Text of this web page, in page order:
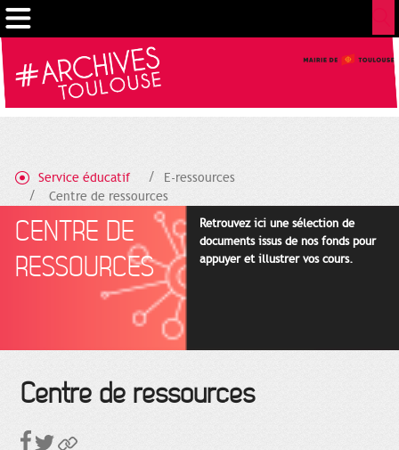
Service éducatif
E-ressources
Centre de ressources
CENTRE DE
RESSOURCES
Retrouvez ici une sélection de
documents issus de nos fonds pour
appuyer et illustrer vos cours.
Centre de ressources
Gestion de vos préférences sur les cookies